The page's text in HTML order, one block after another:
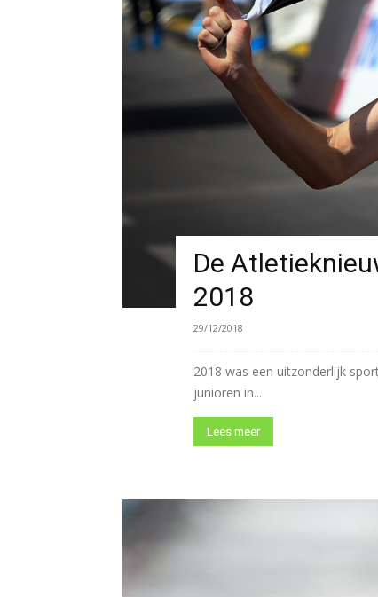
De
2018
29/12/2018
2018 was een uitzonderlijk
junioren in...
Lees meer